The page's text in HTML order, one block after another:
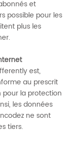
et
possible pour les
plus les
est,
au prescrit
la protection
les données
ne sont
tiers.